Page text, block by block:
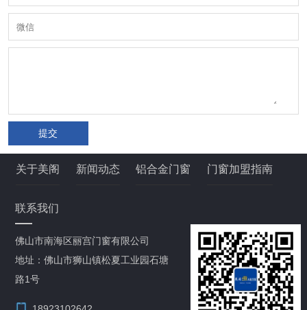
提交
关于美阁 新闻动态 铝合金门窗 门窗加盟指南
联系我们
佛山市南海区丽宫门窗有限公司
地址：佛山市狮山镇松夏工业园石塘
路1号